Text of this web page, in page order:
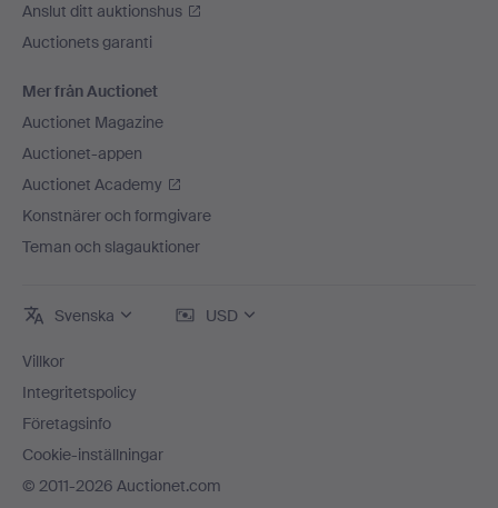
Anslut ditt auktionshus
Auctionets garanti
Mer från Auctionet
Auctionet Magazine
Auctionet-appen
Auctionet Academy
Konstnärer och formgivare
Teman och slagauktioner
Svenska USD
Villkor
Integritetspolicy
Företagsinfo
Cookie-inställningar
© 2011-2026 Auctionet.com